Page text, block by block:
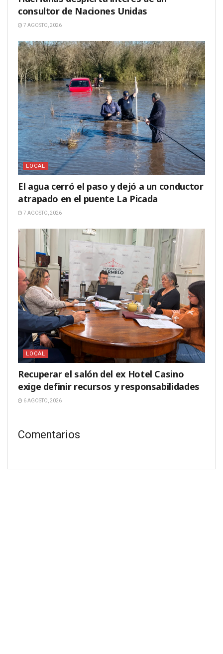
consultor de Naciones Unidas
7 AGOSTO, 2026
LOCAL
El agua cerró el paso y dejó a un conductor
atrapado en el puente La Picada
7 AGOSTO, 2026
LOCAL
Recuperar el salón del ex Hotel Casino
exige definir recursos y responsabilidades
6 AGOSTO, 2026
Comentarios